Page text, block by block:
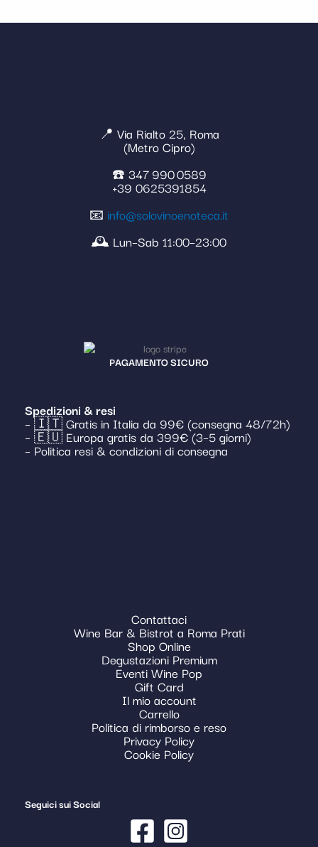
📍 Via Rialto 25, Roma
(Metro Cipro)
☎️ 347 990 0589
+39 0625391854
📧 info@solovinoenoteca.it
🕰️ Lun–Sab 11:00–23:00
PAGAMENTO SICURO
Spedizioni & resi
– 🇮🇹 Gratis in Italia da 99€ (consegna 48/72h)
– 🇪🇺 Europa gratis da 399€ (3–5 giorni)
– Politica resi & condizioni di consegna
Contattaci
Wine Bar & Bistrot a Roma Prati
Shop Online
Degustazioni Premium
Eventi Wine Pop
Gift Card
Il mio account
Carrello
Politica di rimborso e reso
Privacy Policy
Cookie Policy
Seguici sui Social